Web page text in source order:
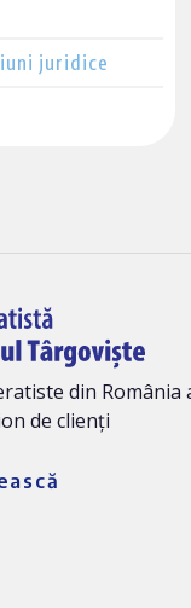
juridice
din România
de clienți